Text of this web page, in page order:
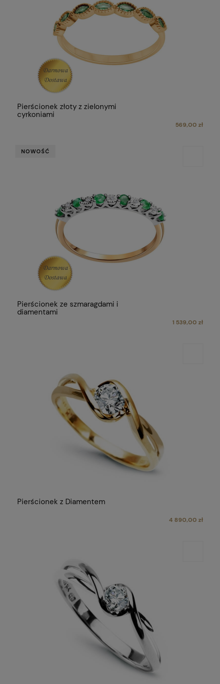
Pierścionek złoty z zielonymi
cyrkoniami
569,00 zł
Pierścionek ze szmaragdami i
diamentami
1 539,00 zł
NOWOŚĆ
Pierścionek z Diamentem
4 890,00 zł